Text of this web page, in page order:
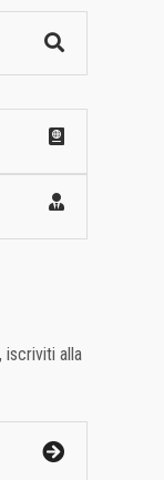
iscriviti alla